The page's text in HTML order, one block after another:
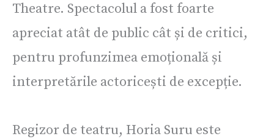
Theatre. Spectacolul a fost foarte
apreciat atât de public cât și de critici,
pentru profunzimea emoțională și
interpretările actoricești de excepție.
Regizor de teatru, Horia Suru este